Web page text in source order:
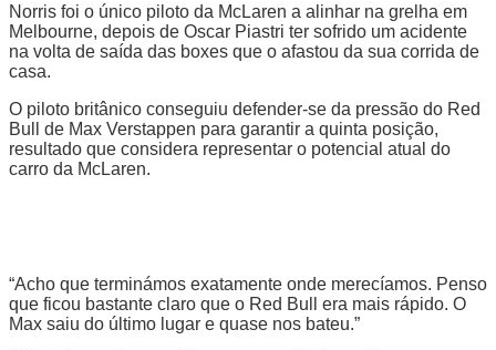
Norris foi o único piloto da McLaren a alinhar na grelha em
Melbourne, depois de Oscar Piastri ter sofrido um acidente
na volta de saída das boxes que o afastou da sua corrida de
casa.
O piloto britânico conseguiu defender-se da pressão do Red
Bull de Max Verstappen para garantir a quinta posição,
resultado que considera representar o potencial atual do
carro da McLaren.
“Acho que terminámos exatamente onde merecíamos. Penso
que ficou bastante claro que o Red Bull era mais rápido. O
Max saiu do último lugar e quase nos bateu.”